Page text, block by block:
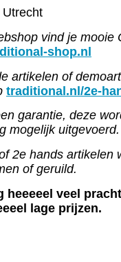
vind je mooie
shop.nl
artikelen of
traditional.nl/2e-
garantie, deze
mogelijk uitgevoerd.
2e hands artikelen
of geruild.
heeeeel veel
lage prijzen.